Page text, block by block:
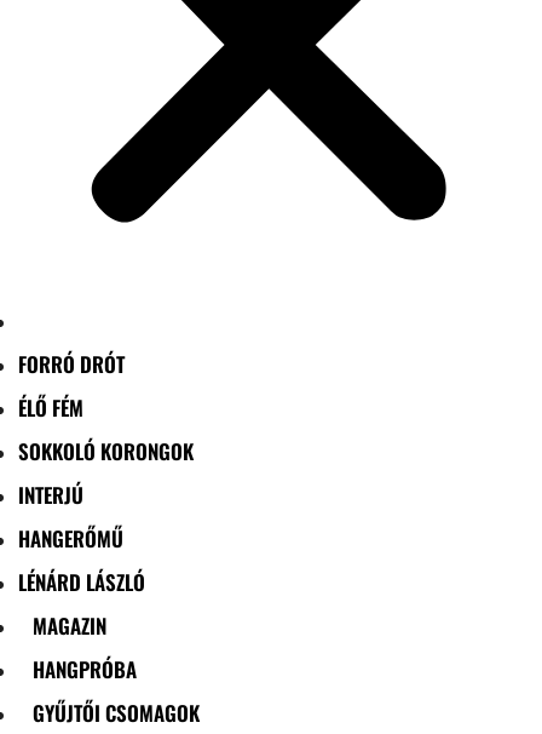
FORRÓ DRÓT
ÉLŐ FÉM
SOKKOLÓ KORONGOK
INTERJÚ
HANGERŐMŰ
LÉNÁRD LÁSZLÓ
MAGAZIN
HANGPRÓBA
GYŰJTŐI CSOMAGOK